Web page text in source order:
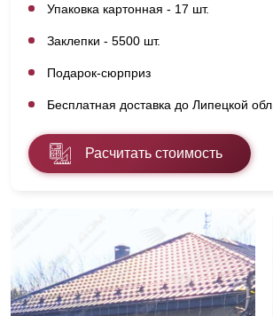
Упаковка картонная - 17 шт.
Заклепки - 5500 шт.
Подарок-сюрприз
Бесплатная доставка до Липецкой обл.
Расчитать стоимость